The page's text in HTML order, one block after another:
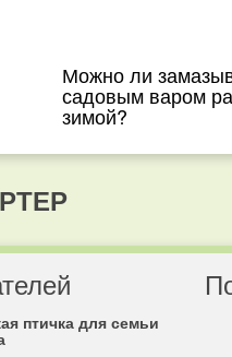
Можно ли
садовым варом
зимой?
птичка для семьи